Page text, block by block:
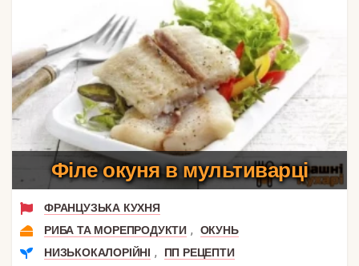
Філе окуня в мультиварці
ФРАНЦУЗЬКА КУХНЯ
РИБА ТА МОРЕПРОДУКТИ ,
ОКУНЬ
НИЗЬКОКАЛОРІЙНІ ,
ПП РЕЦЕПТИ